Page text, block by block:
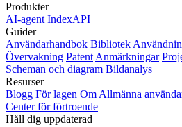
Produkter
AI-agent IndexAPI
Guider
Användarhandbok Bibliotek
Övervakning Patent Anmärkningar
Scheman och diagram Bildanalys
Resurser
Blogg För lagen Om Allmänna
Center för förtroende
Håll dig uppdaterad